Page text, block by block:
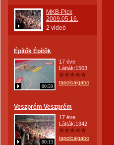
MKB-Pick
2009.05.16.
2 videó
Építők Építők
00:59
17 éve
Látták:1563
tapolcaigabor
Veszprém Veszprém
00:13
17 éve
Látták:1342
tapolcaigabor